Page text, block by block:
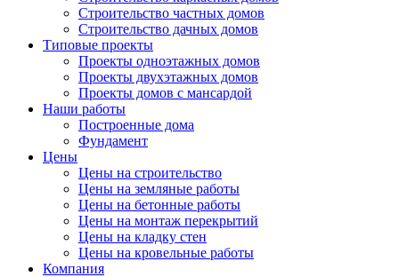
Строительство частных домов
Строительство дачных домов
Типовые проекты
Проекты одноэтажных домов
Проекты двухэтажных домов
Проекты домов с мансардой
Наши работы
Построенные дома
Фундамент
Цены
Цены на строительство
Цены на земляные работы
Цены на бетонные работы
Цены на монтаж перекрытий
Цены на кладку стен
Цены на кровельные работы
Компания